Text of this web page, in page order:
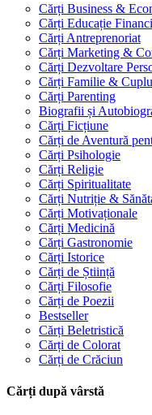
Cărți Business &
Cărți Educație
Cărți Antreprenoriat
Cărți Marketing &
Cărți Dezvoltare
Cărți Familie & Cuplu
Cărți Parenting
Biografii și
Cărți Ficțiune
Cărți de Aventură
Cărți Psihologie
Cărți Religie
Cărți Spiritualitate
Cărți Nutriție &
Cărți Motivaționale
Cărți Medicină
Cărți Gastronomie
Cărți Istorice
Cărți de Știință
Cărți Filosofie
Cărți de Poezii
Bestseller
Cărți Beletristică
Cărți de Colorat
Cărți de Crăciun
Cărți după vârstă